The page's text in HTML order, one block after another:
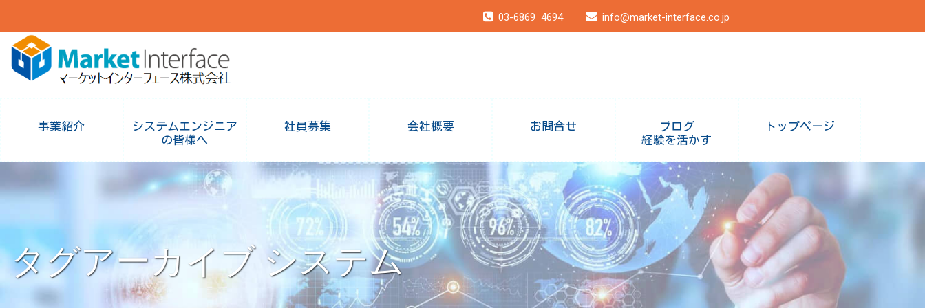
03-6869ｰ4694 info@market-interface.co.jp
事業紹介
システムエンジニア
の皆様へ
社員募集 会社概要 お問合せ
ブログ
経験を活かす
トップページ
タグアーカイブ システム